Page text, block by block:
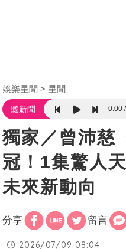
娛樂星聞 星聞
聽新聞 0:00
獨家／曾沛慈
冠！1集驚人
未來新動向
分享 留言
2026/07/09 08:04